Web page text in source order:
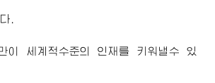
.
이 세계적수준의 인재를 키워낼수 있